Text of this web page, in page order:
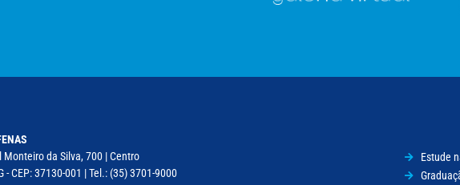
Monteiro da Silva, 700 | Centro
- CEP: 37130-001 | Tel.: (35) 3701-9000
Estude